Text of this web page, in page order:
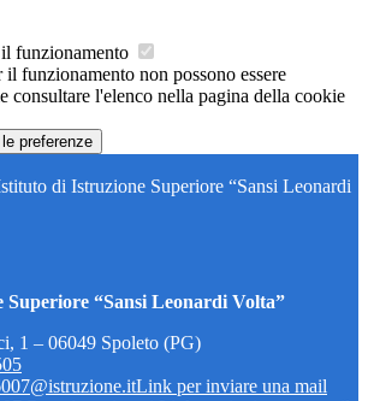
funzionamento
il funzionamento non possono essere
consultare l'elenco nella pagina della cookie
preferenze
di Istruzione Superiore “Sansi Leonardi
“Sansi Leonardi Volta”
1 – 06049 Spoleto (PG)
Link per inviare una mail